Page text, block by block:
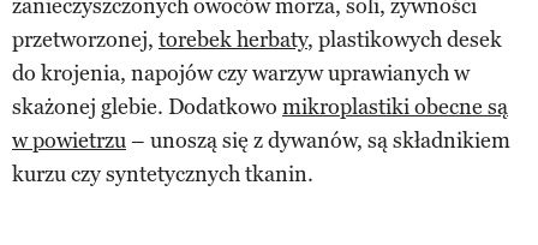
zanieczyszczonych owoców morza, soli, żywności
przetworzonej, torebek herbaty, plastikowych desek
do krojenia, napojów czy warzyw uprawianych w
skażonej glebie. Dodatkowo mikroplastiki obecne są
w powietrzu– unoszą się z dywanów, są składnikiem
kurzu czy syntetycznych tkanin.